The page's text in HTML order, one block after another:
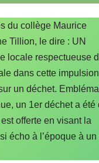
du collège Maurice
Tillion, le dire : UN
locale respectueuse
dans cette
un déchet.
un 1er déchet a été
offerte en visant la
écho à l’époque à un